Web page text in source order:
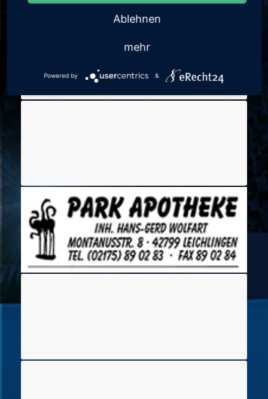
Ablehnen
mehr
Powered by &